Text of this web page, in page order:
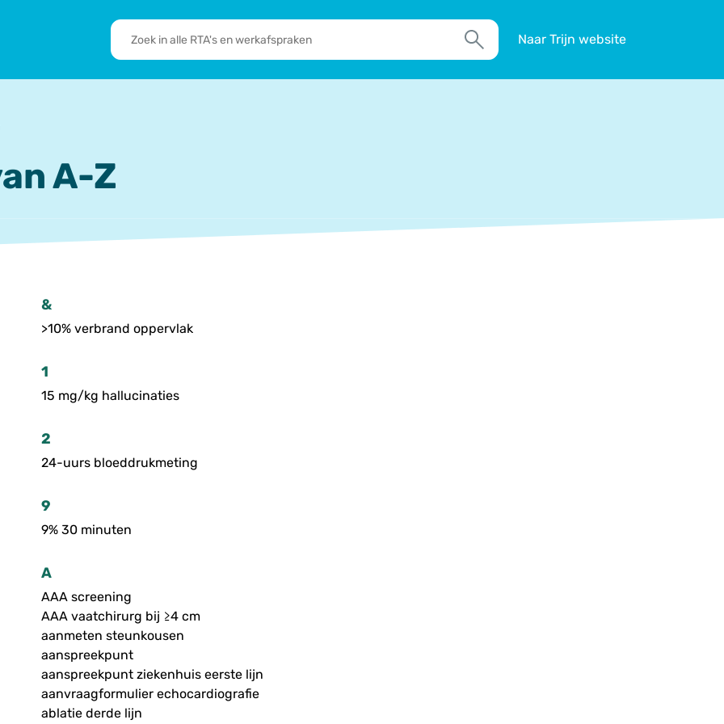
doen
RTA's
en
Zoek
Naar Trijn website
A-Z
&
>10% verbrand oppervlak
1
15 mg/kg hallucinaties
2
24-uurs bloeddrukmeting
9
9% 30 minuten
A
AAA screening
AAA vaatchirurg bij ≥4 cm
aanmeten steunkousen
aanspreekpunt
aanspreekpunt ziekenhuis eerste lijn
aanvraagformulier echocardiografie
ablatie derde lijn